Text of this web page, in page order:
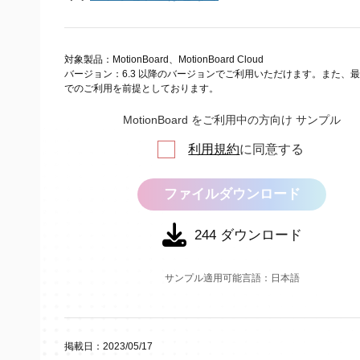
対象製品：MotionBoard、MotionBoard Cloud
バージョン：6.3 以降のバージョンでご利用いただけます。また、
でのご利用を前提としております。
MotionBoard をご利用中の方向け サンプル
利用規約に同意する
ファイルダウンロード
244 ダウンロード
サンプル適用可能言語：日本語
掲載日：2023/05/17